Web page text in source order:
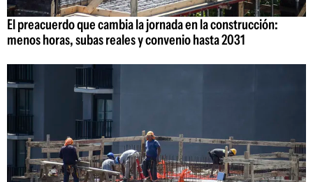
El preacuerdo que cambia la jornada en la construcción:
menos horas, subas reales y convenio hasta 2031